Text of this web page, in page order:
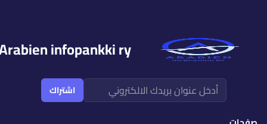
infopankki ry
أدخل عنوان بريدك الالكتروني
اشتراك